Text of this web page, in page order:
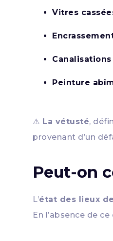
Vitres
Peinture
⚠️ La vétusté,
provenant d’un
Peut-on
L’état des lieux
En l’absence de ce